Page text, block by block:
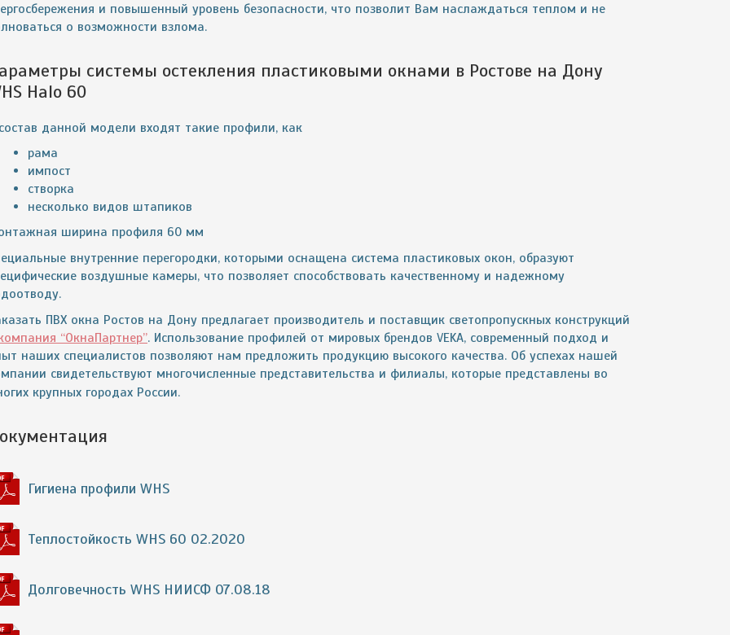
и повышенный уровень безопасности, что позволит Вам наслаждаться теплом и не
о возможности взлома.
системы остекления пластиковыми окнами в Ростове на Дону
Halo 60
данной модели входят такие профили, как
рама
импост
створка
несколько видов штапиков
ширина профиля 60 мм
внутренние перегородки, которыми оснащена система пластиковых окон, образуют
воздушные камеры, что позволяет способствовать качественному и надежному
ПВХ окна Ростов на Дону предлагает производитель и поставщик светопропускных конструкций
“ОкнаПартнер”. Использование профилей от мировых брендов VEKA, современный подход и
наших специалистов позволяют нам предложить продукцию высокого качества. Об успехах нашей
свидетельствуют многочисленные представительства и филиалы, которые представлены во
крупных городах России.
Гигиена профили WHS
Теплостойкость WHS 60 02.2020
Долговечность WHS НИИСФ 07.08.18